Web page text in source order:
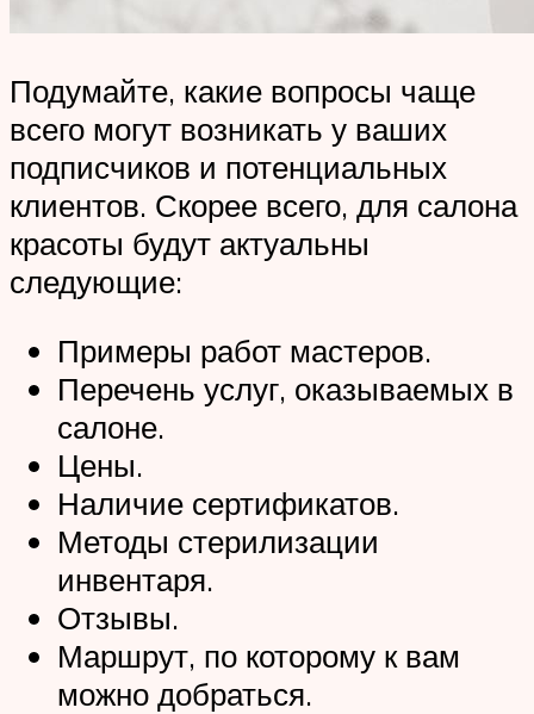
Подумайте, какие вопросы чаще
всего могут возникать у ваших
подписчиков и потенциальных
клиентов. Скорее всего, для салона
красоты будут актуальны
следующие:
Примеры работ мастеров.
Перечень услуг, оказываемых в
салоне.
Цены.
Наличие сертификатов.
Методы стерилизации
инвентаря.
Отзывы.
Маршрут, по которому к вам
можно добраться.